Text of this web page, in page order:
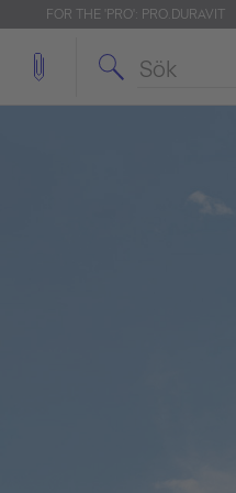
FOR THE 'PRO': PRO.DURAVIT